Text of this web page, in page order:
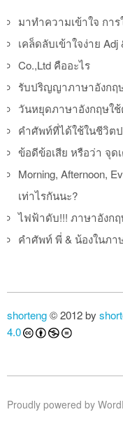
มาทำความเข้าใจ กา
เคล็ดลับเข้าใจง่าย Adj
Co.,Ltd คืออะไร
รับปริญญาภาษาอังกฤ
วันหยุดภาษาอังกฤษใช้
คำศัพท์ที่ได้ใช้ในชีวิตป
ข้อดีข้อเสีย หรือว่า จุด
Morning, Afternoon,
เท่าไรกันนะ?
ไฟฟ้าดับ!!! ภาษาอังกฤ
คำศัพท์ พี่ & น้องในภ
shorteng© 2012 by
4.0
Proudly powered by